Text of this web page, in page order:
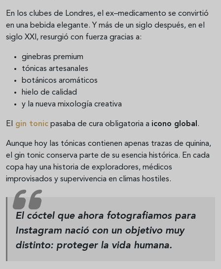
En los clubes de Londres, el ex–medicamento se convirtió
en una bebida elegante. Y más de un siglo después, en el
siglo XXI, resurgió con fuerza gracias a:
ginebras premium
tónicas artesanales
botánicos aromáticos
hielo de calidad
y la nueva mixología creativa
El gin tonic pasaba de cura obligatoria a icono global.
Aunque hoy las tónicas contienen apenas trazas de quinina,
el gin tonic conserva parte de su esencia histórica. En cada
copa hay una historia de exploradores, médicos
improvisados y supervivencia en climas hostiles.
El cóctel que ahora fotografiamos para
Instagram nació con un objetivo muy
distinto: proteger la vida humana.